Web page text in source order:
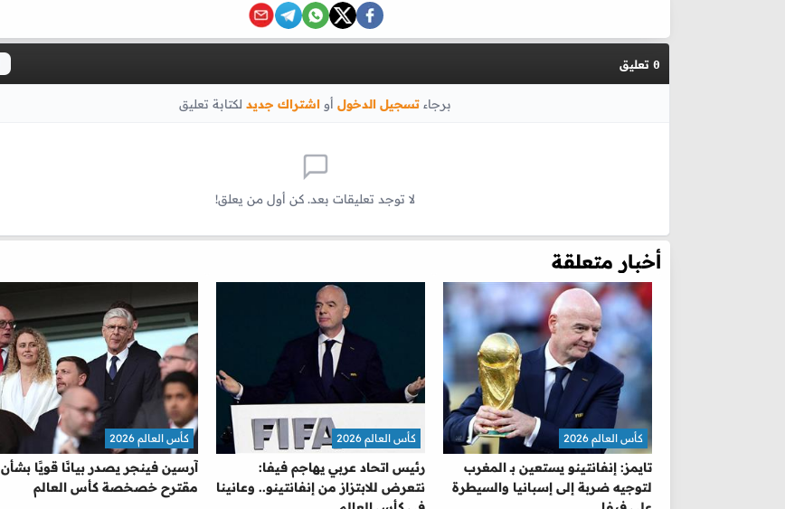
0 تعليق
برجاء تسجيل الدخول أو اشتراك جديد لكتابة تعليق
لا توجد تعليقات بعد. كن أول من يعلق!
أخبار متعلقة
تايمز: إنفانتينو يستعين بـ المغرب
لتوجيه ضربة إلى إسبانيا والسيطرة
كأس العالم 2026
رئيس اتحاد عربي يهاجم فيفا:
نتعرض للابتزاز من إنفانتينو.. وعانينا
كأس العالم 2026
آرسين فينجر يصدر بيانًا قويًا بشأن
مقترح خصخصة كأس العالم
كأس العالم 2026